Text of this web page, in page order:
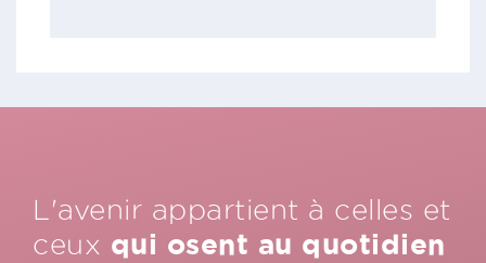
L'avenir appartient à celles et
ceux qui osent au quotidien